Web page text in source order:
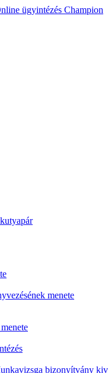
ügyintézés Champion
menete
bizonyítvány